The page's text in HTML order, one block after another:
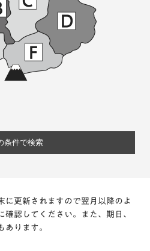
に更新されますので翌月以降のよ
確認してください。また、期日、
あります。